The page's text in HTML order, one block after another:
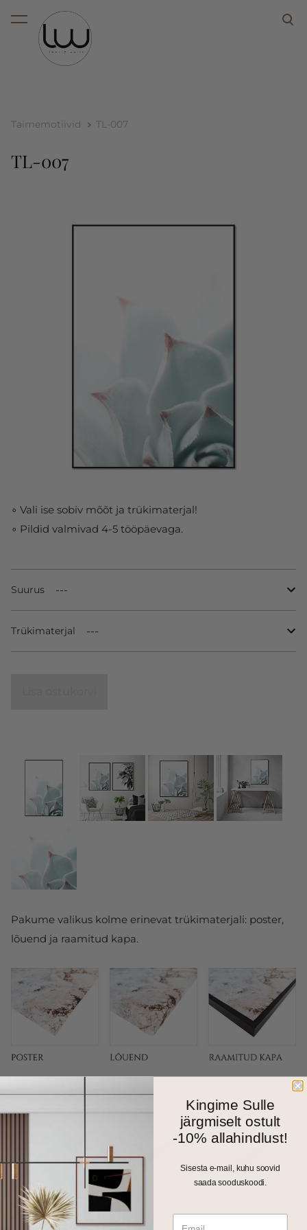
lisati ostukorvi.
Taimemotiivid TL-007
Pakume valikus kolme erinevat trükimaterjali: poster,
lõuend ja raamitud kapa.
Fotokapal on kitsas 1cm harjatud alumiiniumraam.
Valikus on matt must, kuldne ja hõbedane toon.
TL-007
∘ Vali ise sobiv mõõt ja trükimaterjal!
∘ Pildid valmivad 4-5 tööpäevaga.
Suurus
Trükimaterjal
Kingime Sulle
järgmiselt ostult
-10% allahindlust!
Sisesta e-mail, kuhu soovid
saada sooduskoodi.